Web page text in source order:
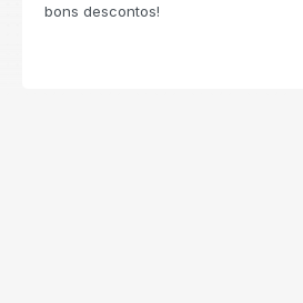
bons descontos!